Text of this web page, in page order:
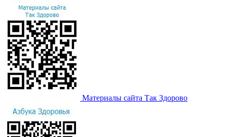
Материалы сайта Так Здорово